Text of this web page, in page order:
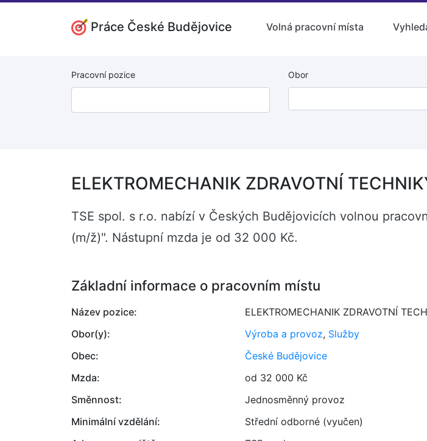
Práce České Budějovice Volná pracovní místa
Pracovní pozice Obor
ELEKTROMECHANIK ZDRAVOTNÍ
TSE spol. s r.o. nabízí v Českých Budějovicích volnou
(m/ž)". Nástupní mzda je od 32 000 Kč.
Základní informace o pracovním místu
Název pozice:
ELEKTROMECHANIK ZDRAVOTNÍ
Obor(y):
Výroba a provoz, Služby
Obec:
České Budějovice
Mzda:
od 32 000 Kč
Směnnost:
Jednosměnný provoz
Minimální vzdělání:
Střední odborné (vyučen)